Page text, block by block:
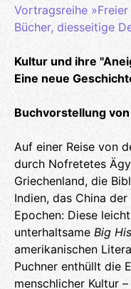
Vortragsreihe
Bücher, diesseitige
Kultur und ihre
Eine neue
Buchvorstellung von
Auf einer Reise von
durch Nofretetes
Griechenland, die
Indien, das China
Epochen: Diese
unterhaltsame Big
amerikanischen
Puchner enthüllt die
menschlicher Kultur